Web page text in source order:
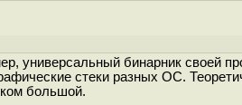
универсальный бинарник своей
стеки разных ОС.
большой.